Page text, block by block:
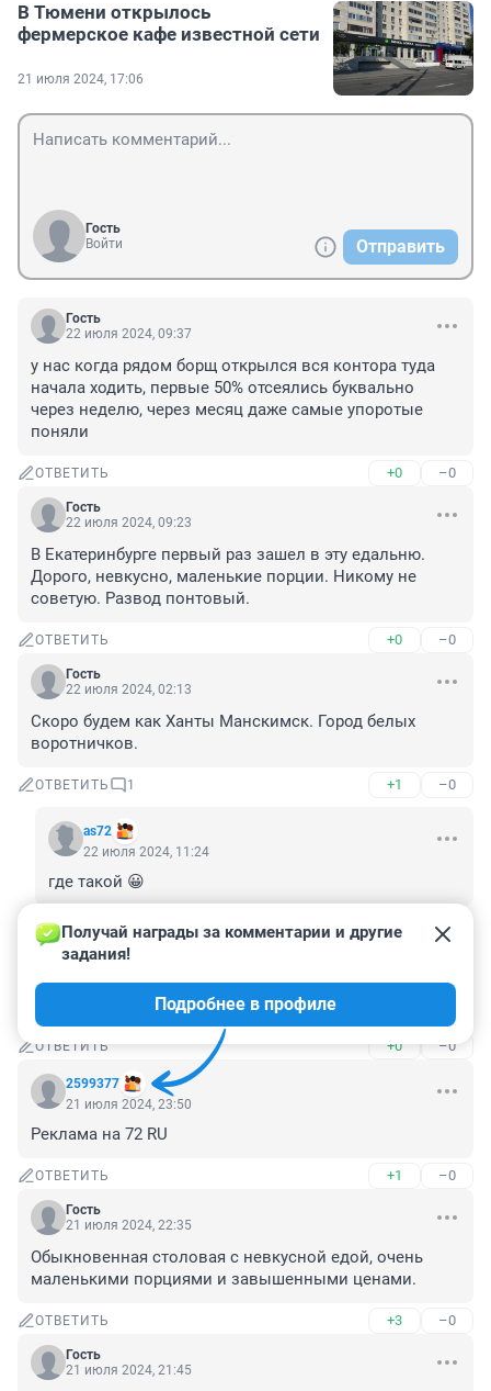
В Тюмени открылось
фермерское кафе известной сети
21 июля 2024, 17:06
Гость
Войти
Отправить
Гость
22 июля 2024, 09:37
у нас когда рядом борщ открылся вся контора туда
начала ходить, первые 50% отсеялись буквально
через неделю, через месяц даже самые упоротые
поняли
ОТВЕТИТЬ +0 –0
Гость
22 июля 2024, 09:23
В Екатеринбурге первый раз зашел в эту едальню.
Дорого, невкусно, маленькие порции. Никому не
советую. Развод понтовый.
ОТВЕТИТЬ +0 –0
Гость
22 июля 2024, 02:13
Скоро будем как Ханты Манскимск. Город белых
воротничков.
ОТВЕТИТЬ 1 +1 –0
as72
22 июля 2024, 11:24
где такой 😀
ОТВЕТИТЬ –1
Гость
Пустоцвет на огурцах: что делать?
ОТВЕТИТЬ +0 –0
2599377
Получай награды за комментарии и другие
задания!
Подробнее в профиле
21 июля 2024, 23:50
Реклама на 72 RU
ОТВЕТИТЬ +1 –0
Гость
21 июля 2024, 22:35
Обыкновенная столовая с невкусной едой, очень
маленькими порциями и завышенными ценами.
ОТВЕТИТЬ +3 –0
Гость
21 июля 2024, 21:45